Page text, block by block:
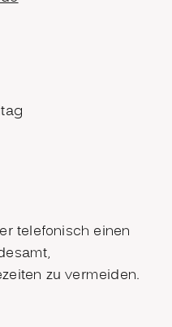
telefonisch einen
zu vermeiden.